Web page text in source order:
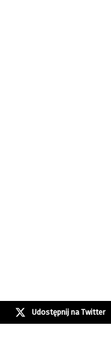
Udostępnij na Twitter